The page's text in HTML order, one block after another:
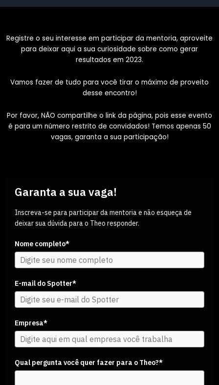
Registre o seu interesse em participar da mentoria, aproveite
para deixar aqui a sua curiosidade sobre como gerar
resultados em 2023.
Vamos fazer de tudo para você tirar o máximo de proveito
desse encontro!
Por favor, NÃO compartilhe o link da página, pois esse evento
é para um número restrito de convidados! Temos apenas 50
vagas, garanta a sua participação!
Garanta a sua vaga!
Inscreva-se para participar da mentoria e não esqueça de
deixar sua dúvida para o Theo responder.
Nome completo*
E-mail do Spotter*
Empresa*
Qual pergunta você quer fazer para o Theo?*